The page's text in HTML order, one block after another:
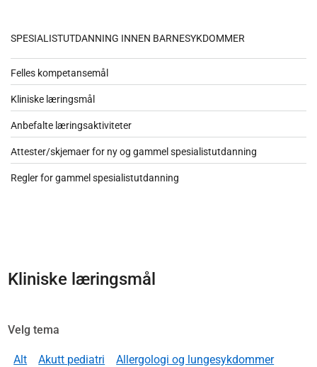
SPESIALISTUTDANNING INNEN BARNESYKDOMMER
Felles kompetansemål
Kliniske læringsmål
Anbefalte læringsaktiviteter
Attester/skjemaer for ny og gammel spesialistutdanning
Regler for gammel spesialistutdanning
Kliniske læringsmål
Velg tema
Alt Akutt pediatri
Allergologi og lungesykdommer